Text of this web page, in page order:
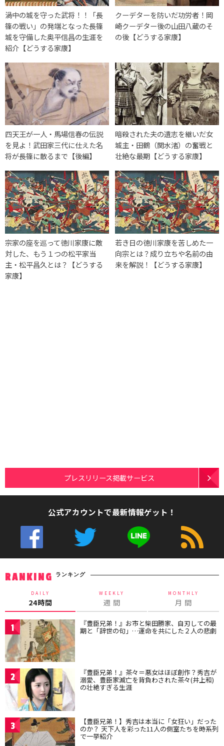
渦中の城を守った武将！！「長
篠の戦い」の発端となった長篠
城を守備した奥平信昌の生涯を
紹介【どうする家康】
クーデターを防いだ功労者！岡
崎クーデター後の山田八蔵のそ
の後【どうする家康】
四天王が一人・馬場信春の伝説
を見よ！武田家三代に仕えた名
将が長篠に散るまで【後編】
暗殺された夫の遺志を継いだ女
城主・田鶴（関水渚）の奮戦と
壮絶な最期【どうする家康】
宗家の座を巡って徳川家康に敵
対した、もう１つの松平家当
主・松平昌久とは？【どうする
家康】
若き日の徳川家康を苦しめた一
向宗とは？成り立ちや名前の由
来を解説！【どうする家康】
プレスリリース掲載サービス
公式アカウントで最新情報ゲット！
RANKING ランキング
DAILY
24時間
WEEKLY
週 間
MONTHLY
月 間
1 『豊臣兄弟！』お市と柴田勝家、自刃しての最
期と「辞世の句」…運命を共にした２人の悲劇
2 『豊臣兄弟！』茶々＝悪女はほぼ創作？秀吉が
溺愛、豊臣家滅亡を背負わされた茶々(井上和)
の壮絶すぎる生涯
3 【豊臣兄弟！】秀吉は本当に「女狂い」だった
のか？ 天下人を彩った11人の側室たちを時系列
で一挙紹介